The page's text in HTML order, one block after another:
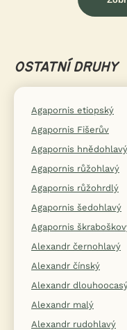
OSTATNÍ DRUHY
Agapornis etiopský
Agapornis Fišerův
Agapornis hnědohlavý
Agapornis růžohlavý
Agapornis růžohrdlý
Agapornis šedohlavý
Agapornis
Alexandr černohlavý
Alexandr čínský
Alexandr
Alexandr malý
Alexandr rudohlavý